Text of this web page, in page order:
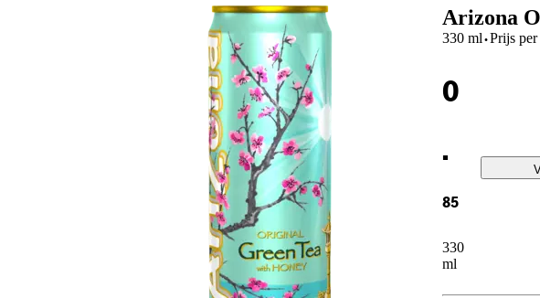
Arizona
330 ml·Prijs per
0
.
85
330
ml